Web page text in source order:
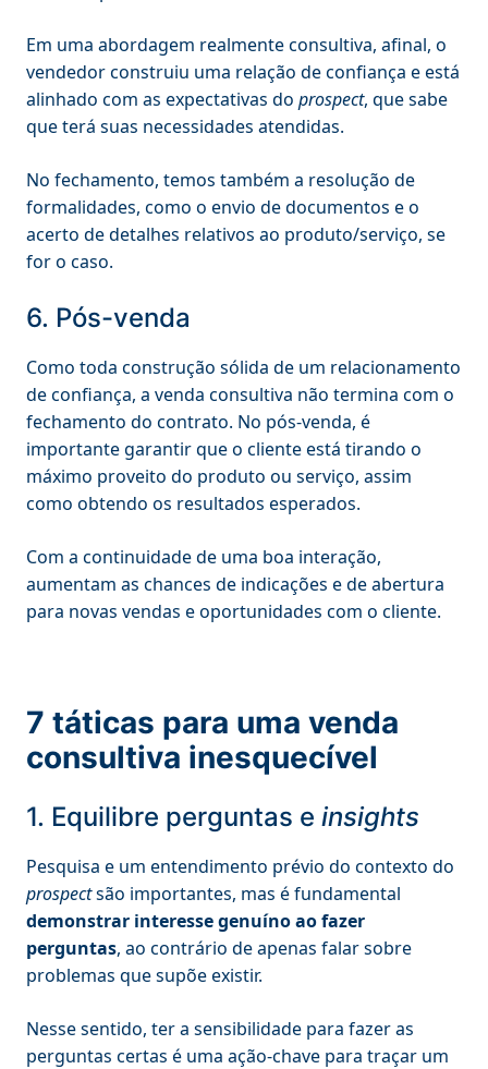
Em uma abordagem realmente consultiva, afinal, o
vendedor construiu uma relação de confiança e está
alinhado com as expectativas do prospect, que sabe
que terá suas necessidades atendidas.
No fechamento, temos também a resolução de
formalidades, como o envio de documentos e o
acerto de detalhes relativos ao produto/serviço, se
for o caso.
6. Pós-venda
Como toda construção sólida de um relacionamento
de confiança, a venda consultiva não termina com o
fechamento do contrato. No pós-venda, é
importante garantir que o cliente está tirando o
máximo proveito do produto ou serviço, assim
como obtendo os resultados esperados.
Com a continuidade de uma boa interação,
aumentam as chances de indicações e de abertura
para novas vendas e oportunidades com o cliente.
7 táticas para uma venda
consultiva inesquecível
1. Equilibre perguntas e insights
Pesquisa e um entendimento prévio do contexto do
prospectsão importantes, mas é fundamental
demonstrar interesse genuíno ao fazer
perguntas, ao contrário de apenas falar sobre
problemas que supõe existir.
Nesse sentido, ter a sensibilidade para fazer as
perguntas certas é uma ação-chave para traçar um